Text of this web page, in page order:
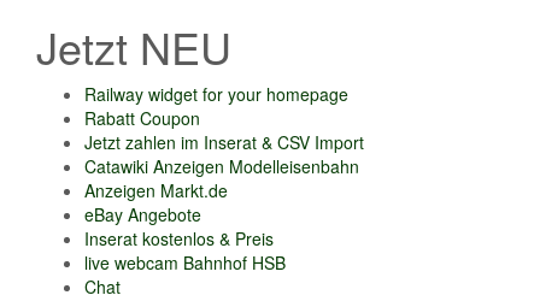
Jetzt NEU
Railway widget for your homepage
Rabatt Coupon
Jetzt zahlen im Inserat & CSV Import
Catawiki Anzeigen Modelleisenbahn
Anzeigen Markt.de
eBay Angebote
Inserat kostenlos & Preis
live webcam Bahnhof HSB
Chat